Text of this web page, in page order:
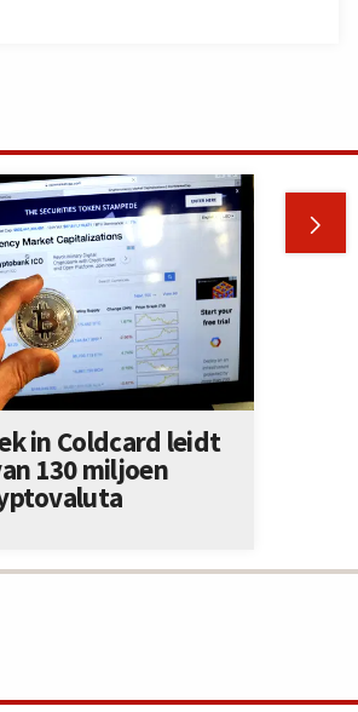

in Coldcard leidt
130 miljoen